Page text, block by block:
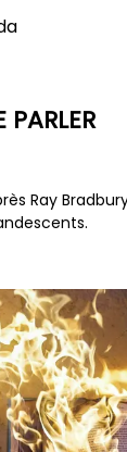
PARLER
Ray Bradbury,